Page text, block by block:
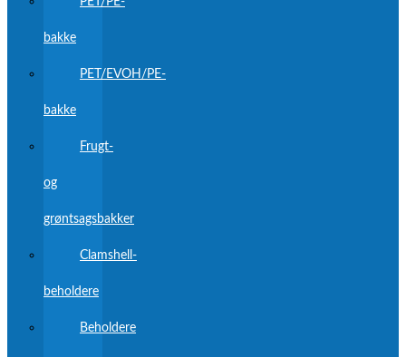
bakke
PET/EVOH/PE-
bakke
Frugt-
og
grøntsagsbakker
Clamshell-
beholdere
Beholdere